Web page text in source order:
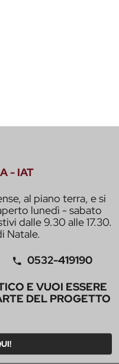
- IAT
al piano terra, e si
lunedì - sabato
dalle 9.30 alle 17.30.
Natale.
0532-419190
E VUOI ESSERE
DEL PROGETTO